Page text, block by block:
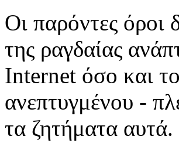
Οι παρόντες
της ραγδαίας
Internet όσο και
ανεπτυγμένου -
τα ζητήματα